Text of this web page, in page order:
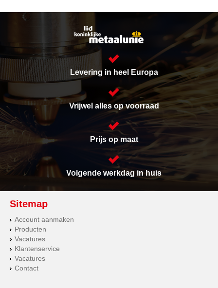
Levering in heel Europa
Vrijwel alles op voorraad
Prijs op maat
Volgende werkdag in huis
Sitemap
Account aanmaken
Producten
Vacatures
Klantenservice
Vacatures
Contact